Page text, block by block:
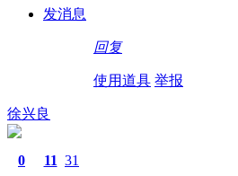
发消息
回复
使用道具 举报
徐兴良
0 11 31